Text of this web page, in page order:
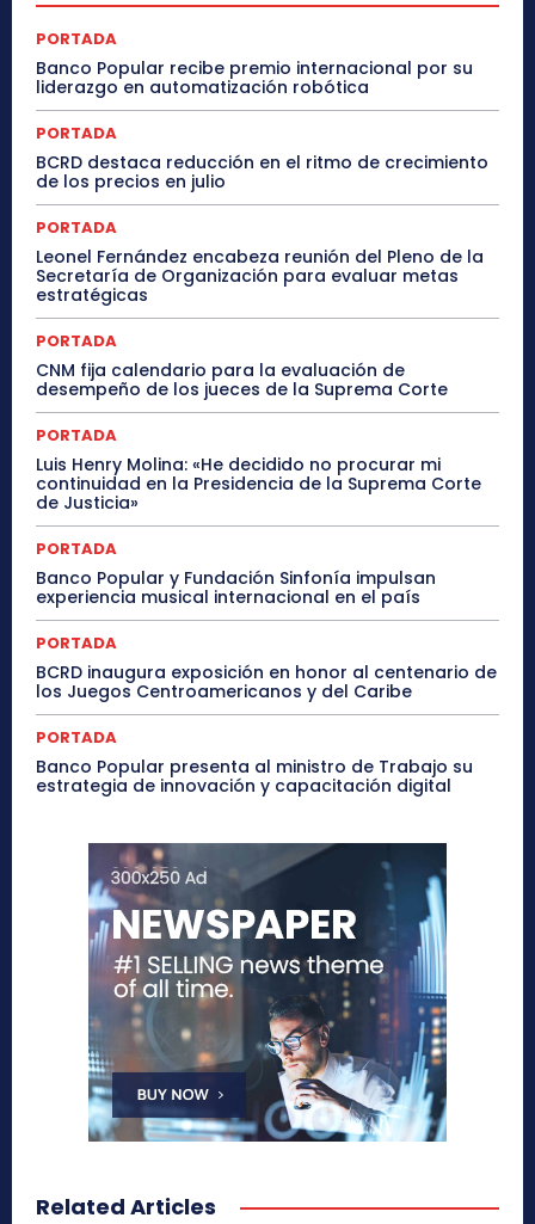
PORTADA
Banco Popular recibe premio internacional por su
liderazgo en automatización robótica
PORTADA
BCRD destaca reducción en el ritmo de crecimiento
de los precios en julio
PORTADA
Leonel Fernández encabeza reunión del Pleno de la
Secretaría de Organización para evaluar metas
estratégicas
PORTADA
CNM fija calendario para la evaluación de
desempeño de los jueces de la Suprema Corte
PORTADA
Luis Henry Molina: «He decidido no procurar mi
continuidad en la Presidencia de la Suprema Corte
de Justicia»
PORTADA
Banco Popular y Fundación Sinfonía impulsan
experiencia musical internacional en el país
PORTADA
BCRD inaugura exposición en honor al centenario de
los Juegos Centroamericanos y del Caribe
PORTADA
Banco Popular presenta al ministro de Trabajo su
estrategia de innovación y capacitación digital
Related Articles